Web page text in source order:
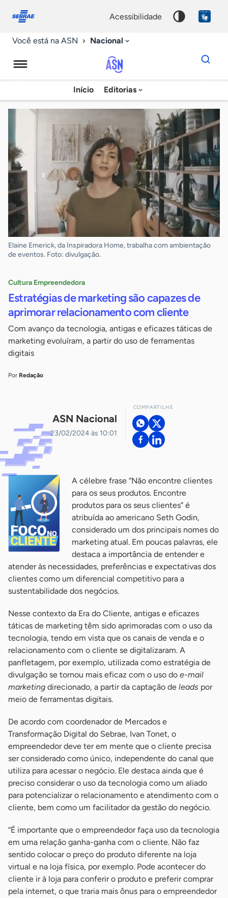
conosco
acessibilidade
Você está na ASN Nacional
Agência
Sebrae
Notícias
Início Editorias
Dados
para
chave
Elaine Emerick, da Inspiradora Home, trabalha com ambientação
de eventos. Foto: divulgação.
Cultura Empreendedora
Estratégias de marketing são capazes de
aprimorar relacionamento com cliente
Com avanço da tecnologia, antigas e eficazes táticas de
marketing evoluíram, a partir do uso de ferramentas
digitais
Por Redação
ASN Nacional
23/02/2024 às 10:01
COMPARTILHE
A célebre frase “Não encontre clientes
para os seus produtos. Encontre
produtos para os seus clientes” é
atribuída ao americano Seth Godin,
considerado um dos principais nomes do
marketing atual. Em poucas palavras, ele
destaca a importância de entender e
atender às necessidades, preferências e expectativas dos
clientes como um diferencial competitivo para a
sustentabilidade dos negócios.
Nesse contexto da Era do Cliente, antigas e eficazes
táticas de marketing têm sido aprimoradas com o uso da
tecnologia, tendo em vista que os canais de venda e o
relacionamento com o cliente se digitalizaram. A
panfletagem, por exemplo, utilizada como estratégia de
divulgação se tornou mais eficaz com o uso do e-mail
marketing direcionado, a partir da captação de leads por
meio de ferramentas digitais.
De acordo com coordenador de Mercados e
Transformação Digital do Sebrae, Ivan Tonet, o
empreendedor deve ter em mente que o cliente precisa
ser considerado como único, independente do canal que
utiliza para acessar o negócio. Ele destaca ainda que é
preciso considerar o uso da tecnologia como um aliado
para potencializar o relacionamento e atendimento com o
cliente, bem como um facilitador da gestão do negócio.
“É importante que o empreendedor faça uso da tecnologia
em uma relação ganha-ganha com o cliente. Não faz
sentido colocar o preço do produto diferente na loja
virtual e na loja física, por exemplo. Pode acontecer do
cliente ir à loja para conferir o produto e preferir comprar
pela internet, o que traria mais ônus para o empreendedor